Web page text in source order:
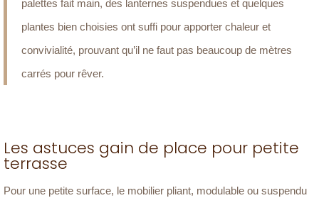
palettes fait main, des lanternes suspendues et quelques
plantes bien choisies ont suffi pour apporter chaleur et
convivialité, prouvant qu’il ne faut pas beaucoup de mètres
carrés pour rêver.
Les astuces gain de place pour petite
terrasse
Pour une petite surface, le mobilier pliant, modulable ou suspendu